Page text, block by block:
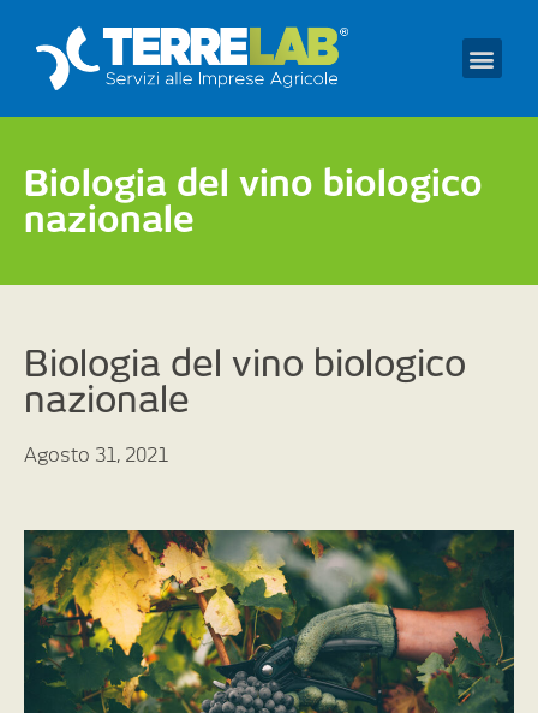
Biologia del vino biologico
nazionale
Biologia del vino biologico
nazionale
Agosto 31, 2021